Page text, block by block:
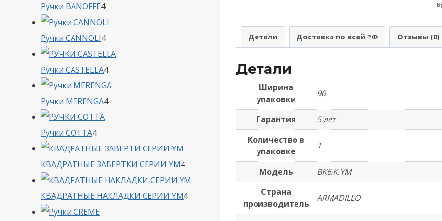
Детали Доставка по всей РФ Отзывы (0)
Детали
Ширина
упаковки
90
Гарантия
5 лет
Количество в
упаковке
1
Модель
BK6.K.YM
Страна
производитель
ARMADILLO
Ручки BANOFFE44
товара
Ручки CANNOLI44
товара
Ручки CASTELLA44
товара
Ручки MERENGA44
Ручки COTTA44
товара
КВАДРАТНЫЕ ЗАВЕРТКИ СЕРИИ YM44
товара
КВАДРАТНЫЕ НАКЛАДКИ СЕРИИ YM44